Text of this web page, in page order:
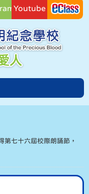
Youtube
第七十六屆校際朗誦節，